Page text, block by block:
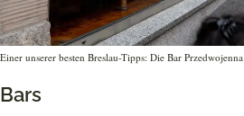
Einer unserer besten Breslau-Tipps: Die Bar Przedwojenna
Bars